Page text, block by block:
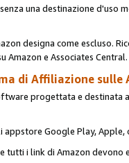
una destinazione d'uso
designa come escluso.
Amazon e Associates Central.
di Affiliazione
progettata e
appstore Google Play, Apple,
tutti i link di Amazon devono